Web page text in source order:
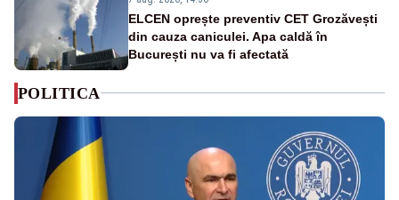
ELCEN oprește preventiv CET Grozăvești
din cauza caniculei. Apa caldă în
București nu va fi afectată
POLITICA